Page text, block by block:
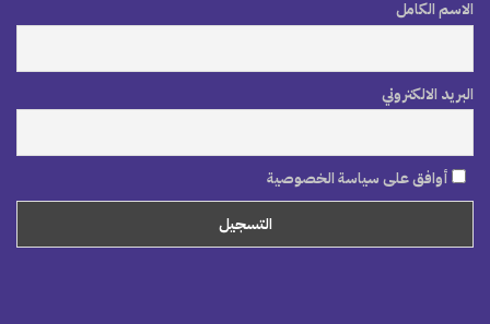
الاسم الكامل
البريد الالكتروني
أوافق على سياسة الخصوصية